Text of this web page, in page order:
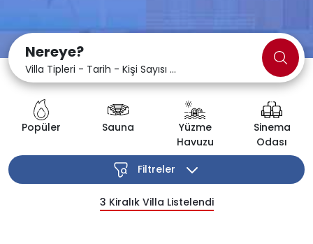
Nereye?
Villa Tipleri - Tarih - Kişi Sayısı ...
Popüler Sauna
Yüzme
Havuzu
Sinema
Odası
3 Kiralık Villa Listelendi
Filtreler